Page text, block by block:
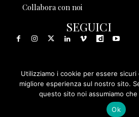
Collabora con noi
SEGUICI
© 1999 - 2025 Storia in Rete Srl -
IVA
Utilizziamo i cookie per essere
migliore esperienza sul nostro sito.
questo sito noi assumiamo
Ok